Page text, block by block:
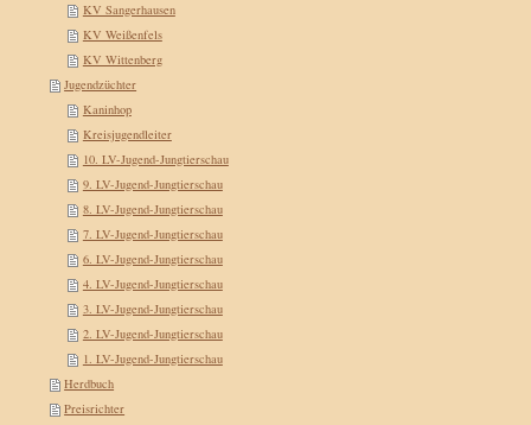
KV Sangerhausen
KV Weißenfels
KV Wittenberg
Jugendzüchter
Kaninhop
Kreisjugendleiter
10. LV-Jugend-Jungtierschau
9. LV-Jugend-Jungtierschau
8. LV-Jugend-Jungtierschau
7. LV-Jugend-Jungtierschau
6. LV-Jugend-Jungtierschau
4. LV-Jugend-Jungtierschau
3. LV-Jugend-Jungtierschau
2. LV-Jugend-Jungtierschau
1. LV-Jugend-Jungtierschau
Herdbuch
Preisrichter